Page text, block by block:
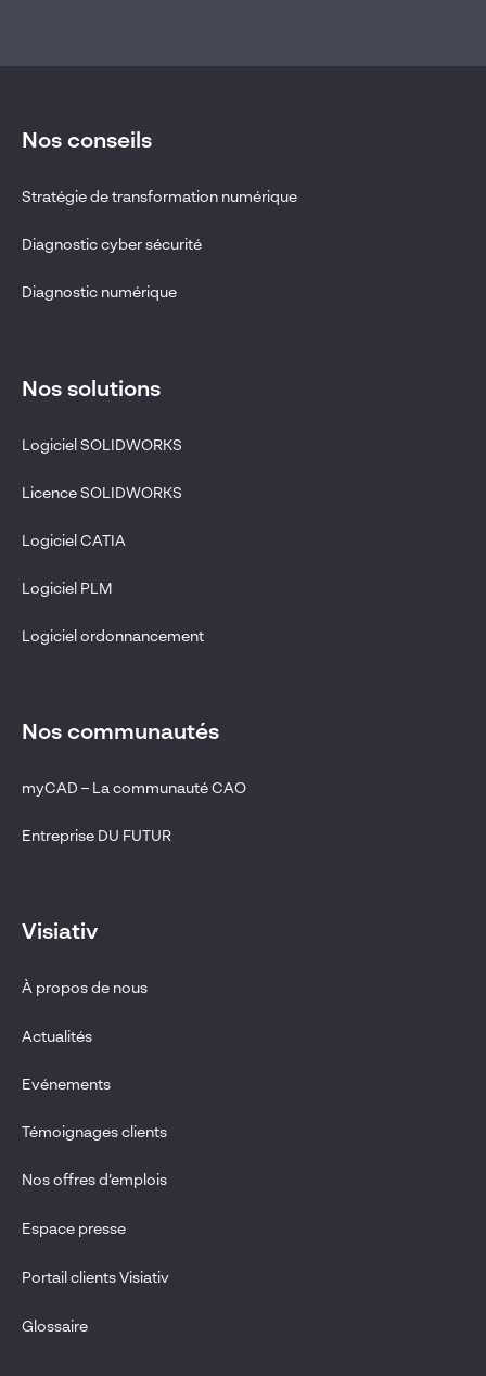
Nos conseils
Stratégie de transformation numérique
Diagnostic cyber sécurité
Diagnostic numérique
Nos solutions
Logiciel SOLIDWORKS
Licence SOLIDWORKS
Logiciel CATIA
Logiciel PLM
Logiciel ordonnancement
Nos communautés
myCAD – La communauté CAO
Entreprise DU FUTUR
Visiativ
À propos de nous
Actualités
Evénements
Témoignages clients
Nos offres d’emplois
Espace presse
Portail clients Visiativ
Glossaire